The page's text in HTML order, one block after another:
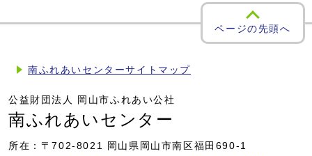
ページの先頭へ
南ふれあいセンターサイトマップ
公益財団法人 岡山市ふれあい公社
南ふれあいセンター
所在：〒702-8021 岡山県岡山市南区福田690-1